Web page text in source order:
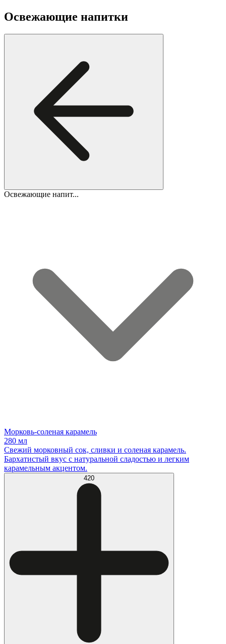
Освежающие напитки
Освежающие напит...
Морковь-соленая карамель
280 мл
Свежий морковный сок, сливки и соленая карамель.
Бархатистый вкус с натуральной сладостью и легким
карамельным акцентом.
420